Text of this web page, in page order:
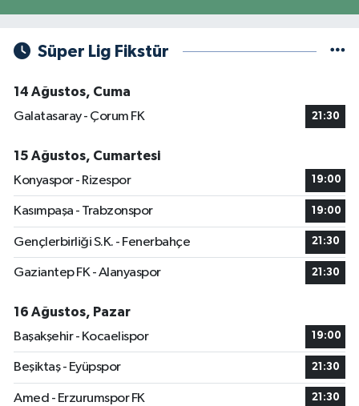
Süper Lig Fikstür
14 Ağustos, Cuma
Galatasaray - Çorum FK
21:30
15 Ağustos, Cumartesi
Konyaspor - Rizespor
19:00
Kasımpaşa - Trabzonspor 19:00
Gençlerbirliği S.K. - Fenerbahçe 21:30
Gaziantep FK - Alanyaspor 21:30
16 Ağustos, Pazar
Başakşehir - Kocaelispor
19:00
Beşiktaş - Eyüpspor 21:30
Amed - Erzurumspor FK 21:30